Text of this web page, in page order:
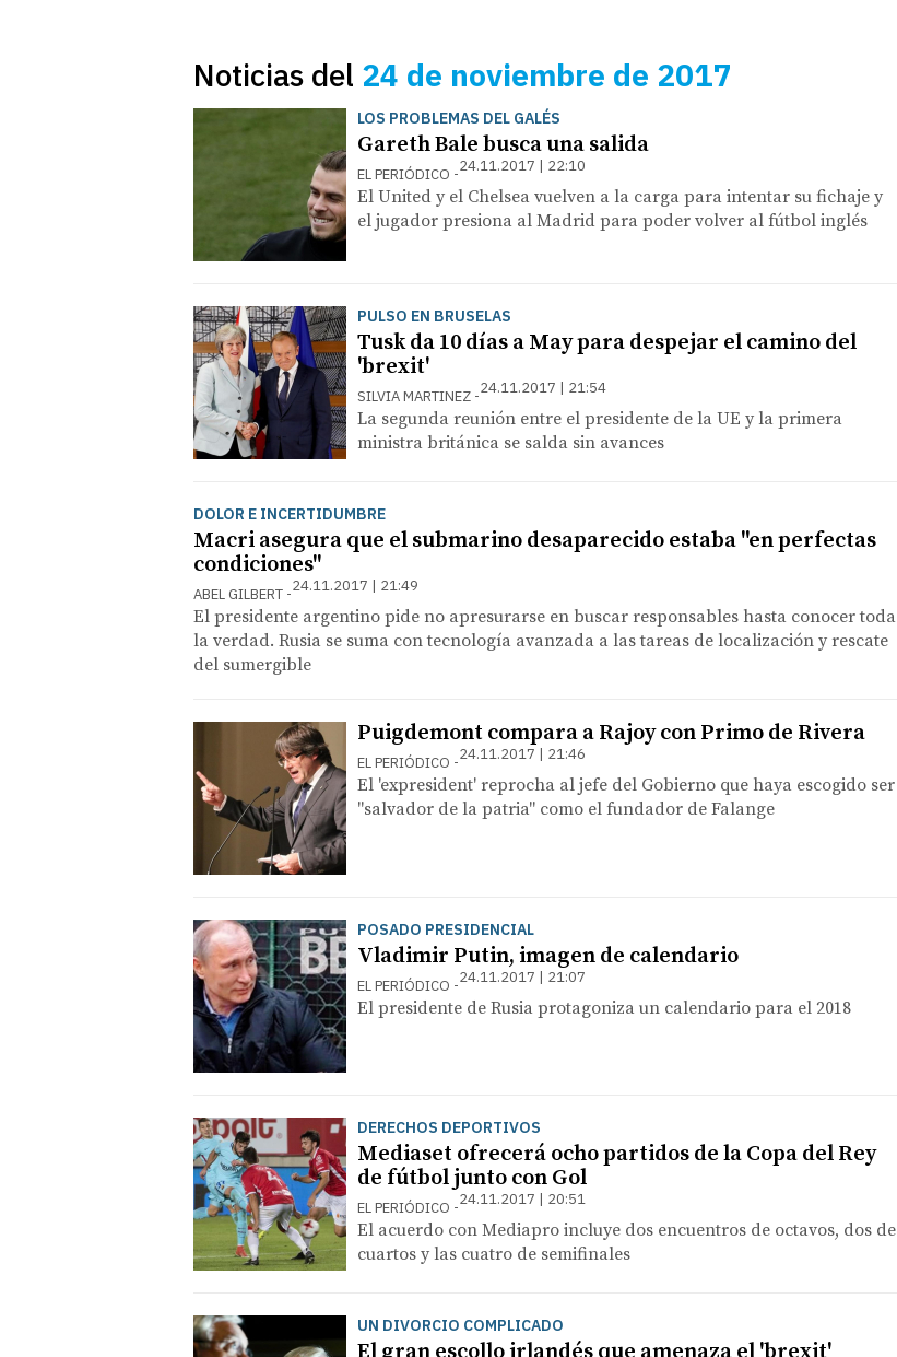
Noticias del 24 de noviembre de 2017
LOS PROBLEMAS DEL GALÉS
Gareth Bale busca una salida
EL PERIÓDICO 24.11.2017 | 22:10
El United y el Chelsea vuelven a la carga para intentar su fichaje y
el jugador presiona al Madrid para poder volver al fútbol inglés
PULSO EN BRUSELAS
Tusk da 10 días a May para despejar el camino del
'brexit'
SILVIA MARTINEZ 24.11.2017 | 21:54
La segunda reunión entre el presidente de la UE y la primera
ministra británica se salda sin avances
DOLOR E INCERTIDUMBRE
Macri asegura que el submarino desaparecido estaba "en perfectas
condiciones"
ABEL GILBERT 24.11.2017 | 21:49
El presidente argentino pide no apresurarse en buscar responsables hasta conocer toda
la verdad. Rusia se suma con tecnología avanzada a las tareas de localización y rescate
del sumergible
Puigdemont compara a Rajoy con Primo de Rivera
EL PERIÓDICO 24.11.2017 | 21:46
El 'expresident' reprocha al jefe del Gobierno que haya escogido ser
"salvador de la patria" como el fundador de Falange
POSADO PRESIDENCIAL
Vladimir Putin, imagen de calendario
EL PERIÓDICO 24.11.2017 | 21:07
El presidente de Rusia protagoniza un calendario para el 2018
DERECHOS DEPORTIVOS
Mediaset ofrecerá ocho partidos de la Copa del Rey
de fútbol junto con Gol
EL PERIÓDICO 24.11.2017 | 20:51
El acuerdo con Mediapro incluye dos encuentros de octavos, dos de
cuartos y las cuatro de semifinales
UN DIVORCIO COMPLICADO